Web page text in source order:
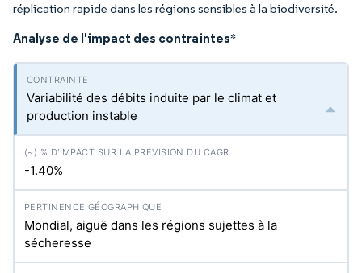
réplication rapide dans les régions sensibles à la biodiversité.
Analyse de l'impact des contraintes*
Variabilité des débits induite par le climat et
production instable
-1.40%
Mondial, aiguë dans les régions sujettes à la
sécheresse